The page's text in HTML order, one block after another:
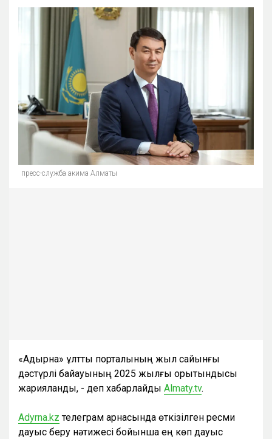
пресс-служба акима Алматы
«Адырна» ұлттық порталының жыл сайынғы
дәстүрлі байқауының 2025 жылғы қорытындысы
жарияланды, - деп хабарлайды Аlmaty.tv.
Adyrna.kz телеграм арнасында өткізілген ресми
дауыс беру нәтижесі бойынша ең көп дауыс